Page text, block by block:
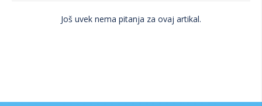
Još uvek nema pitanja za ovaj artikal.